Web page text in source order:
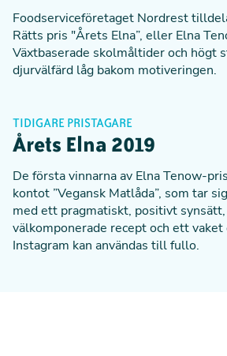
Foodserviceföretaget Nordrest
Rätts pris "Årets Elna”, eller Elna
Växtbaserade skolmåltider och högt
djurvälfärd låg bakom motiveringen.
TIDIGARE PRISTAGARE
Årets Elna 2019
De första vinnarna av Elna Tenow-
kontot ”Vegansk Matlåda”, som tar
med ett pragmatiskt, positivt
välkomponerade recept och ett vaket
Instagram kan användas till fullo.